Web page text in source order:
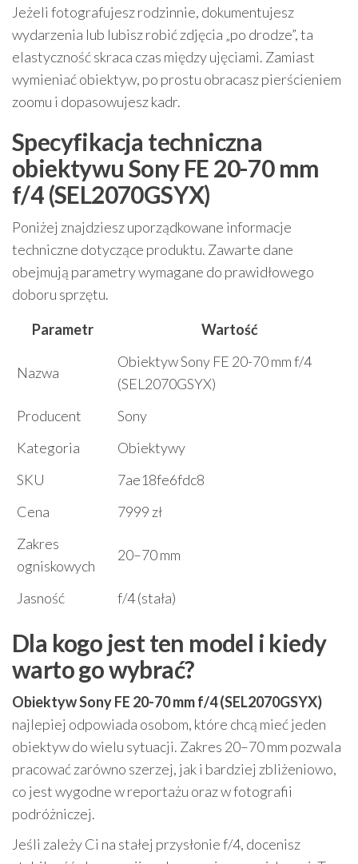
Jeżeli fotografujesz rodzinnie, dokumentujesz
wydarzenia lub lubisz robić zdjęcia „po drodze”, ta
elastyczność skraca czas między ujęciami. Zamiast
wymieniać obiektyw, po prostu obracasz pierścieniem
zoomu i dopasowujesz kadr.
Specyfikacja techniczna
obiektywu Sony FE 20-70 mm
f/4 (SEL2070GSYX)
Poniżej znajdziesz uporządkowane informacje
techniczne dotyczące produktu. Zawarte dane
obejmują parametry wymagane do prawidłowego
doboru sprzętu.
Parametr
Wartość
Nazwa
Obiektyw Sony FE 20-70 mm f/4
(SEL2070GSYX)
Producent
Sony
Kategoria
Obiektywy
SKU
7ae18fe6fdc8
Cena
7999 zł
Zakres
ogniskowych
20–70 mm
Jasność f/4 (stała)
Dla kogo jest ten model i kiedy
warto go wybrać?
Obiektyw Sony FE 20-70 mm f/4 (SEL2070GSYX)
najlepiej odpowiada osobom, które chcą mieć jeden
obiektyw do wielu sytuacji. Zakres 20–70 mm pozwala
pracować zarówno szerzej, jak i bardziej zbliżeniowo,
co jest wygodne w reportażu oraz w fotografii
podróżniczej.
Jeśli zależy Ci na stałej przysłonie f/4, docenisz